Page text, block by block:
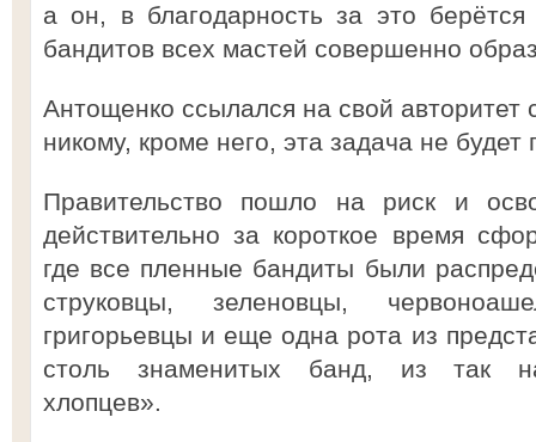
а он, в благодарность за это
бандитов всех мастей совершенно
Антощенко ссылался на свой авторитет
никому, кроме него, эта задача не будет
Правительство пошло на риск и
действительно за короткое время
где все пленные бандиты были
струковцы, зеленовцы,
григорьевцы и еще одна рота из
столь знаменитых банд, из так
хлопцев».